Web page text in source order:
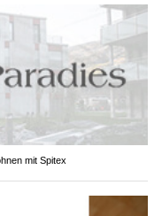
mit Spitex